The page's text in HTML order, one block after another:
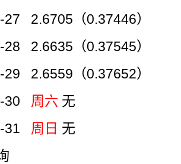
27 2.6705（0.37446）
28 2.6635（0.37545）
29 2.6559（0.37652）
30 周六 无
31 周日 无